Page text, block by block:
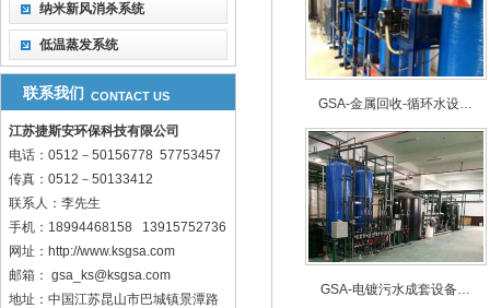
纳米新风消杀系统
低温蒸发系统
联系我们 CONTACT US
江苏捷斯安环保科技有限公司
电话：0512－50156778 57753457
传真：0512－50133412
联系人：李先生
手机：18994468158 13915752736
网址：http://www.ksgsa.com
邮箱： gsa_ks@ksgsa.com
地址：中国江苏昆山市巴城镇景潭路
GSA-金属回收-循环水设…
GSA-电镀污水成套设备…